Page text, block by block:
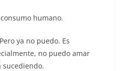
humano.
ya no puedo. Es
no puedo amar
sucediendo.